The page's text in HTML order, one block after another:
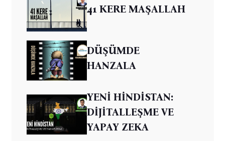
41 KERE MAŞALLAH
DÜŞÜMDE
HANZALA
YENİ HİNDİSTAN:
DİJİTALLEŞME VE
YAPAY ZEKA